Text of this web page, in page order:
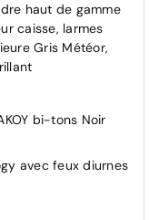
haut de gamme
caisse, larmes
Gris Météor,
bi-tons Noir
avec feux diurnes
temporisée